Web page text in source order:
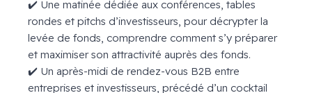
✔️ Une matinée dédiée aux conférences, tables
rondes et pitchs d’investisseurs, pour décrypter la
levée de fonds, comprendre comment s’y préparer
et maximiser son attractivité auprès des fonds.
✔️ Un après-midi de rendez-vous B2B entre
entreprises et investisseurs, précédé d’un cocktail